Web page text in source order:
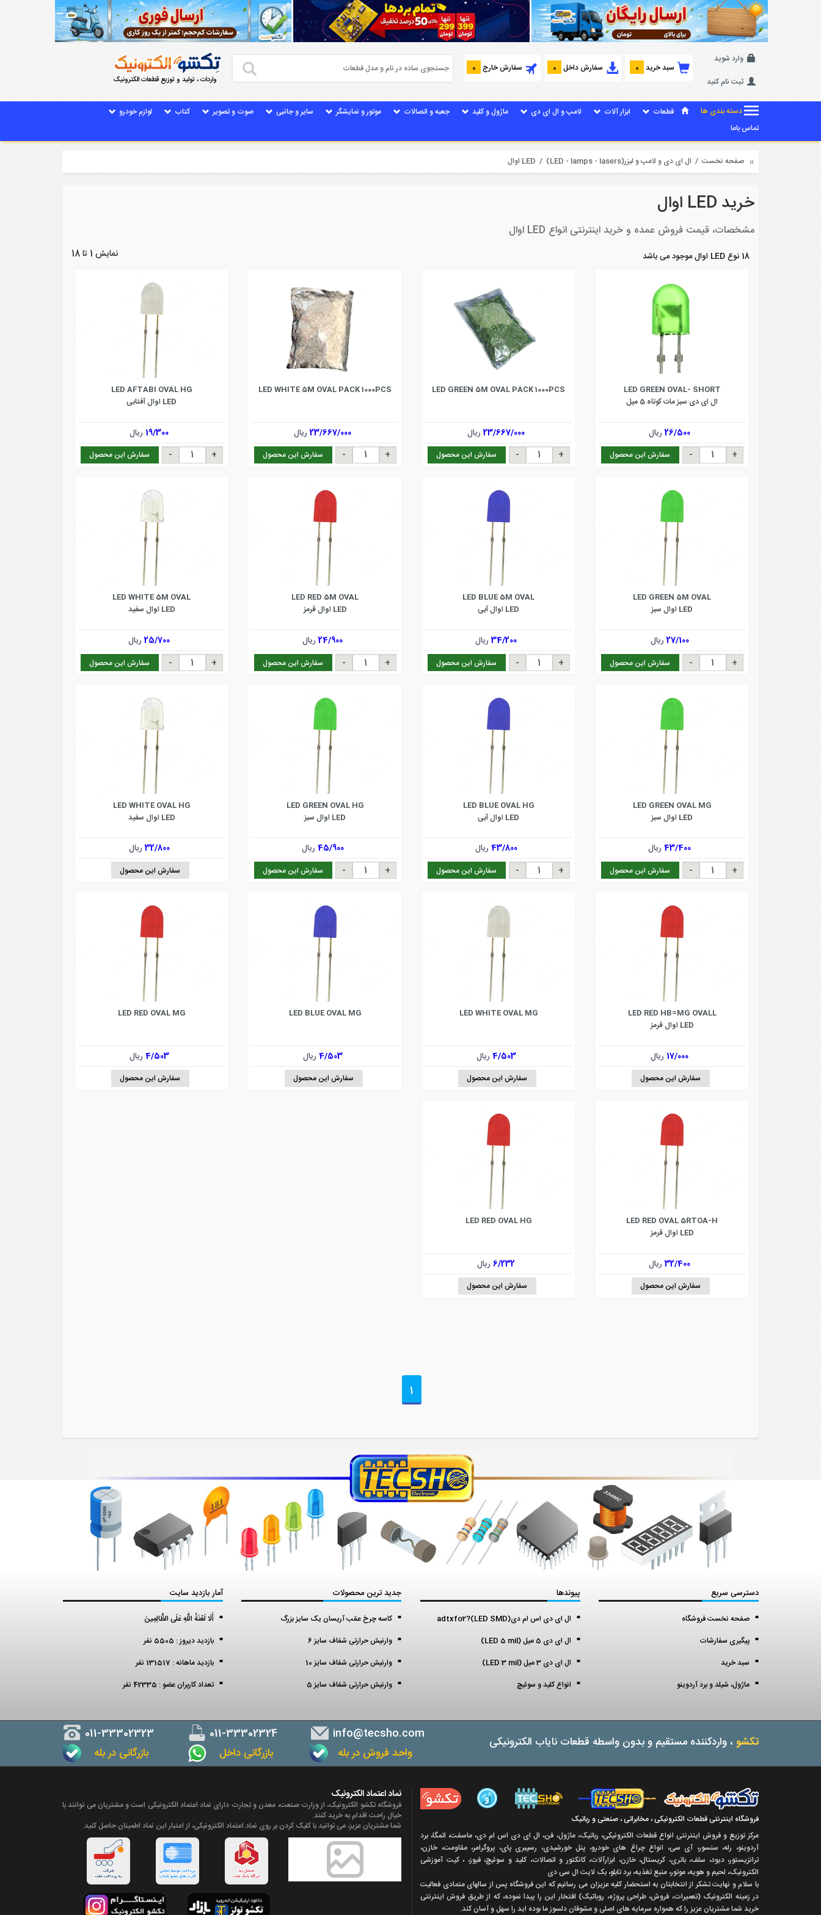
وارد شوید
ثبت نام کنید
سبد خرید 0 سفارش داخل 0 سفارش خارج 0
واردات ، تولید و توزیع قطعات الکترونیک
دسته بندی ها قطعات ابزار آلات لامپ و ال ای دی ماژول و کلید جعبه و اتصالات موتور و نمایشگر سایر و جانبی صوت و تصویر کتاب
لوازم خودرو
تماس باما
صفحه نخست / ال ای دی و لامپ و لیزر(LED - lamps - lasers) / LED اوال
خرید LED اوال
مشخصات، قیمت فروش عمده و خرید اینترنتی انواع LED اوال
18 نوع LED اوال موجود می باشد نمایش 1 تا 18
LED GREEN OVAL- SHORT
ال ای دی سبز مات کوتاه 5 میل
26/500ریال
سفارش این محصول
LED GREEN 5M OVAL PACK 1000PCS
23/667/000ریال
سفارش این محصول
LED WHITE 5M OVAL PACK 1000PCS
23/667/000ریال
سفارش این محصول
LED AFTABI OVAL HG
LED اوال آفتابی
19/300 ریال
سفارش این محصول
LED GREEN 5M OVAL
LED اوال سبز
27/100ریال
سفارش این محصول
LED BLUE 5M OVAL
LED اوال آبی
34/200ریال
سفارش این محصول
LED RED 5M OVAL
LED اوال قرمز
24/900ریال
سفارش این محصول
LED WHITE 5M OVAL
LED اوال سفید
25/700ریال
سفارش این محصول
LED GREEN OVAL MG
LED اوال سبز
43/400ریال
سفارش این محصول
LED BLUE OVAL HG
LED اوال آبی
43/800 ریال
سفارش این محصول
LED GREEN OVAL HG
LED اوال سبز
45/900 ریال
سفارش این محصول
LED WHITE OVAL HG
LED اوال سفید
32/800ریال
سفارش این محصول
LED RED HB=MG OVALL
LED اوال قرمز
17/000 ریال
سفارش این محصول
LED WHITE OVAL MG
4/503 ریال
سفارش این محصول
LED BLUE OVAL MG
4/503 ریال
سفارش این محصول
LED RED OVAL MG
4/503 ریال
سفارش این محصول
LED RED OVAL 5RTOA-H
LED اوال قرمز
32/400ریال
سفارش این محصول
LED RED OVAL HG
6/232ریال
سفارش این محصول
1
دسترسی سریع
صفحه نخست فروشگاه
پیگیری سفارشات
سبد خرید
ماژول، شیلد و برد آردوینو
پیوندها
ال ای دی اس ام دی(LED SMD)?adtxfo2
ال ای دی 5 میل (LED 5 mil)
ال ای دی 3 میل (LED 3 mil)
انواع کلید و سوئیچ
جدید ترین محصولات
کاسه چرخ عقب آریسان یک سایز بزرگ
وارنیش حرارتی شفاف سایز 6
وارنیش حرارتی شفاف سایز 10
وارنیش حرارتی شفاف سایز 5
آمار بازدید سایت
أَلَا لَعْنَةُ اللَّهِ عَلَى الظَّالِمِينَ
بازدید دیروز : 5505 نفر
بازدید ماهانه : 131517 نفر
تعداد کاربران عضو : 42335 نفر
تکشو ، واردکننده مستقیم و بدون واسطه قطعات نایاب الکترونیکی
info@tecsho.com
011-33302324
011-33302323
واحد فروش در بله
بازرگانی داخل بازرگانی در بله
فروشگاه اینترنتی قطعات الکترونیکی ، مخابراتی ، صنعتی و رباتیک
مرکز توزیع و فروش اینترنتی انواع قطعات الکترونیکی، رباتیک، ماژول، فن، ال ای دی اس ام دی، ماسفت، اتمگا، برد
آردوینو، رله، سنسور، آی سی، انواع چراغ های خودرو، پنل خورشیدی، رسپبری پای، پروگرامر، مقاومت، خازن،
ترانزیستور، دیود، سلف، باتری، کریستال، خازن، ابزارآلات، کانکتور و اتصالات، کلید و سوئیچ، فیوز، ، کیت آموزشی
الکترونیک، لحیم و هویه، موتور، منبع تغذیه، برد تابلو، بک لایت ال سی دی
با سلام و نهايت تشکر از انتخابتان به استحضار کليه عزيزان می رسانيم که اين فروشگاه پس از سالهای متمادی فعاليت
در زمينه الکترونيک (تعميرات، فروش، طراحی پروژه، روباتيک) افتخار اين را پيدا نموده، که از طريق فروش اينترنتی
خريد شما مشتريان عزيز را که همواره سرمايه های اصلی و مشوقان دلسوز ما بوده ايد را سهل و آسان کند.
نماد اعتماد الکترونیک
فروشگاه تکشو الکترونیک، از وزارت صنعت، معدن و تجارت دارای نماد اعتماد الکترونیکی است و مشتریان می توانند با
خیال راحت اقدام به خرید کنند.
شما مشتریان عزیز، می توانید با کلیک کردن بر روی نماد اعتماد الکترونیکی، از اعتبار این نماد اطمینان حاصل کنید.